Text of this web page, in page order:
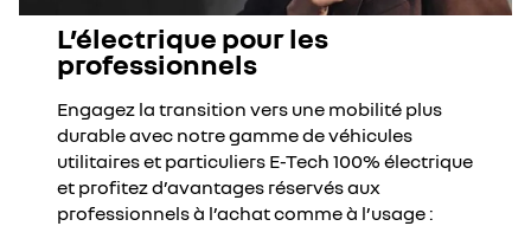
L’électrique pour les
professionnels
Engagez la transition vers une mobilité plus
durable avec notre gamme de véhicules
utilitaires et particuliers E-Tech 100% électrique
et profitez d’avantages réservés aux
professionnels à l’achat comme à l’usage :